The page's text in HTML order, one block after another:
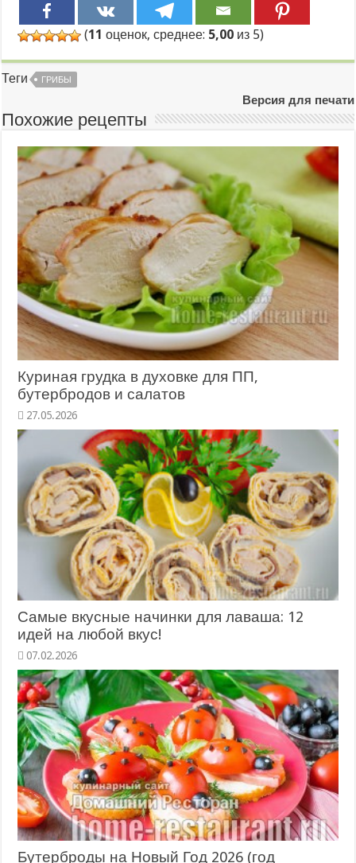
(11 оценок, среднее: 5,00 из 5)
Теги ГРИБЫ
Версия для печати
Похожие рецепты
Куриная грудка в духовке для ПП,
бутербродов и салатов
27.05.2026
Самые вкусные начинки для лаваша: 12
идей на любой вкус!
07.02.2026
Бутерброды на Новый Год 2026 (год